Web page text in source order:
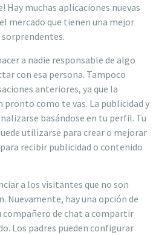
Hay muchas aplicaciones nuevas
mercado que tienen una mejor
a nadie responsable de algo
con esa persona. Tampoco
anteriores, ya que la
como te vas. La publicidad y
basándose en tu perfil. Tu
utilizarse para crear o mejorar
recibir publicidad o contenido
a los visitantes que no son
Nuevamente, hay una opción de
de chat a compartir
Los padres pueden configurar